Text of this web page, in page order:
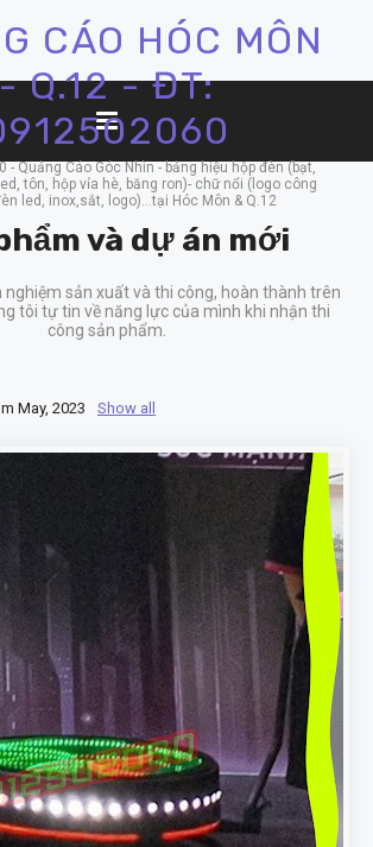
CÁO HÓC MÔN
Q.12 - ĐT:
- Quảng Cáo Góc Nhìn - bảng hiệu hộp đèn (bạt,
tôn, hộp vỉa hè, băng ron)- chữ nổi (logo công
led, inox,sắt, logo)...tại Hóc Môn & Q.12
và dự án mới
nghiệm sản xuất và thi công, hoàn thành trên
tôi tự tin về năng lực của mình khi nhận thi
công sản phẩm.
May, 2023 Show all